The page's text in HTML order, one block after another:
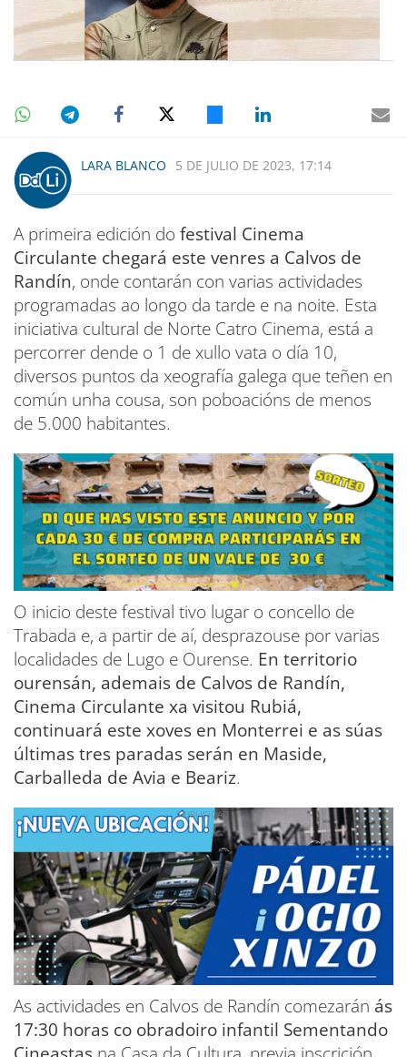
LARA BLANCO 5 DE JULIO DE 2023, 17:14
A primeira edición do festival Cinema
Circulante chegará este venres a Calvos de
Randín, onde contarán con varias actividades
programadas ao longo da tarde e na noite. Esta
iniciativa cultural de Norte Catro Cinema, está a
percorrer dende o 1 de xullo vata o día 10,
diversos puntos da xeografía galega que teñen en
común unha cousa, son poboacións de menos
de 5.000 habitantes.
O inicio deste festival tivo lugar o concello de
Trabada e, a partir de aí, desprazouse por varias
localidades de Lugo e Ourense. En territorio
ourensán, ademais de Calvos de Randín,
Cinema Circulante xa visitou Rubiá,
continuará este xoves en Monterrei e as súas
últimas tres paradas serán en Maside,
Carballeda de Avia e Beariz.
As actividades en Calvos de Randín comezarán ás
17:30 horas co obradoiro infantil Sementando